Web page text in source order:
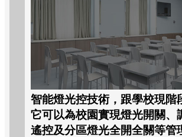
智能燈光控技術，跟學校現階
它可以為校園實現燈光開關、
遙控及分區燈光全開全關等管